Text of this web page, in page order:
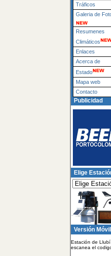
Tráficos
Galeria de
Resumenes
Climáticos
Enlaces
Acerca de
Estado
Mapa web
Contacto
Publicidad
Elige
Versión Móvil
Estación de Llubí
escanea el